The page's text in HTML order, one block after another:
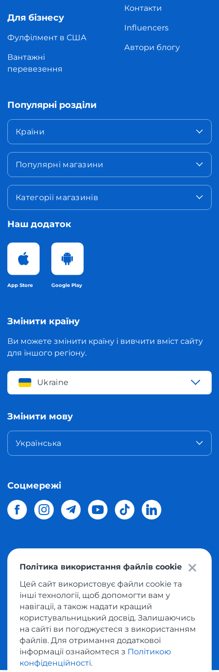
Для бізнесу
Фулфілмент в США
Вантажні
перевезення
Контакти
Influencers
Автори блогу
Популярні розділи
Країни
Популярні магазини
Категорії магазинів
Наш додаток
App Store Google Play
Змінити країну
Ви можете змінити країну і вивчити вміст сайту
для іншого регіону.
Ukraine
Змінити мову
Українська
Соцмережі
магазинів світу в Україну.Всі права захищені
Політика конфіденційності
Публічна оферта
Умови користування сервісом викупу товарів
Політика використання файлів cookie
Цей сайт використовує файли cookie та
інші технології, щоб допомогти вам у
навігації, а також надати кращий
користувальницький досвід. Залишаючись
на сайті ви погоджуєтеся з використанням
файлів. Для отримання додаткової
інформації ознайомтеся з Політикою
конфіденційності.